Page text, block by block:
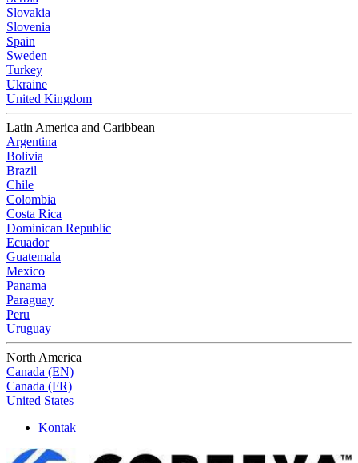
Slovakia
Slovenia
Spain
Sweden
Turkey
Ukraine
United Kingdom
Latin America and Caribbean
Argentina
Bolivia
Brazil
Chile
Colombia
Costa Rica
Dominican Republic
Ecuador
Guatemala
Mexico
Panama
Paraguay
Peru
Uruguay
North America
Canada (EN)
Canada (FR)
United States
Kontak